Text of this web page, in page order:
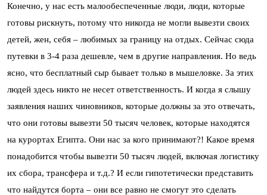
Конечно, у нас есть малообеспеченные люди, люди, которые
готовы рискнуть, потому что никогда не могли вывезти своих
детей, жен, себя – любимых за границу на отдых. Сейчас сюда
путевки в 3-4 раза дешевле, чем в другие направления. Но ведь
ясно, что бесплатный сыр бывает только в мышеловке. За этих
людей здесь никто не несет ответственность. И когда я слышу
заявления наших чиновников, которые должны за это отвечать,
что они готовы вывезти 50 тысяч человек, которые находятся
на курортах Египта. Они нас за кого принимают?! Какое время
понадобится чтобы вывезти 50 тысяч людей, включая логистику
их сбора, трансфера и т.д.? И если гипотетически представить
что найдутся борта – они все равно не смогут это сделать